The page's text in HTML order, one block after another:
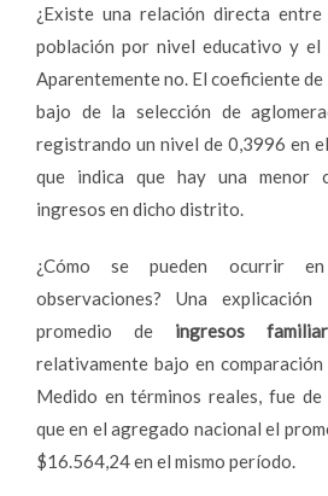
¿Existe una relación directa
población por nivel educativo y el
Aparentemente no. El coeficiente de
bajo de la selección de
registrando un nivel de 0,3996 en
que indica que hay una menor
ingresos en dicho distrito.
¿Cómo se pueden ocurrir en
observaciones? Una
promedio de ingresos
relativamente bajo en
Medido en términos reales, fue
que en el agregado nacional el
$16.564,24 en el mismo período.